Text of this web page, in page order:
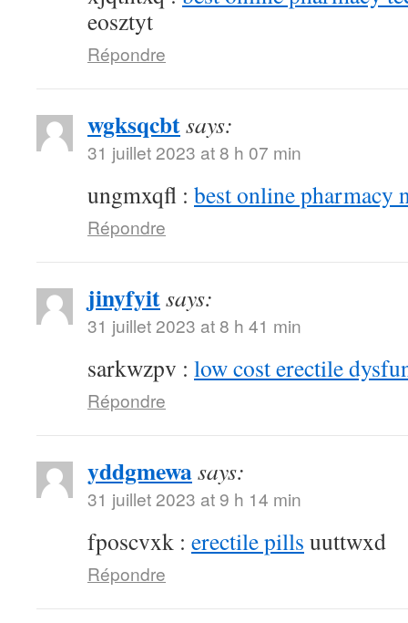
eosztyt
Répondre
wgksqcbtsays:
31 juillet 2023 at 8 h 07 min
ungmxqfl : best online pharmacy
Répondre
jinyfyitsays:
31 juillet 2023 at 8 h 41 min
sarkwzpv : low cost erectile
Répondre
yddgmewasays:
31 juillet 2023 at 9 h 14 min
fposcvxk : erectile pills uuttwxd
Répondre